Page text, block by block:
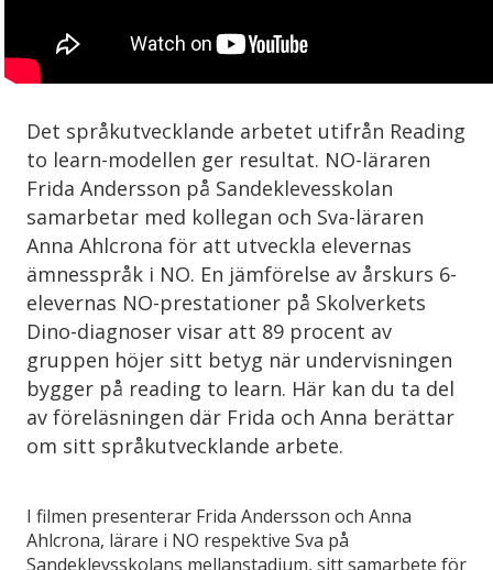
Det språkutvecklande arbetet utifrån Reading
to learn-modellen ger resultat. NO-läraren
Frida Andersson på Sandeklevesskolan
samarbetar med kollegan och Sva-läraren
Anna Ahlcrona för att utveckla elevernas
ämnesspråk i NO. En jämförelse av årskurs 6-
elevernas NO-prestationer på Skolverkets
Dino-diagnoser visar att 89 procent av
gruppen höjer sitt betyg när undervisningen
bygger på reading to learn. Här kan du ta del
av föreläsningen där Frida och Anna berättar
om sitt språkutvecklande arbete.
I filmen presenterar Frida Andersson och Anna
Ahlcrona, lärare i NO respektive Sva på
Sandeklevsskolans mellanstadium, sitt samarbete för